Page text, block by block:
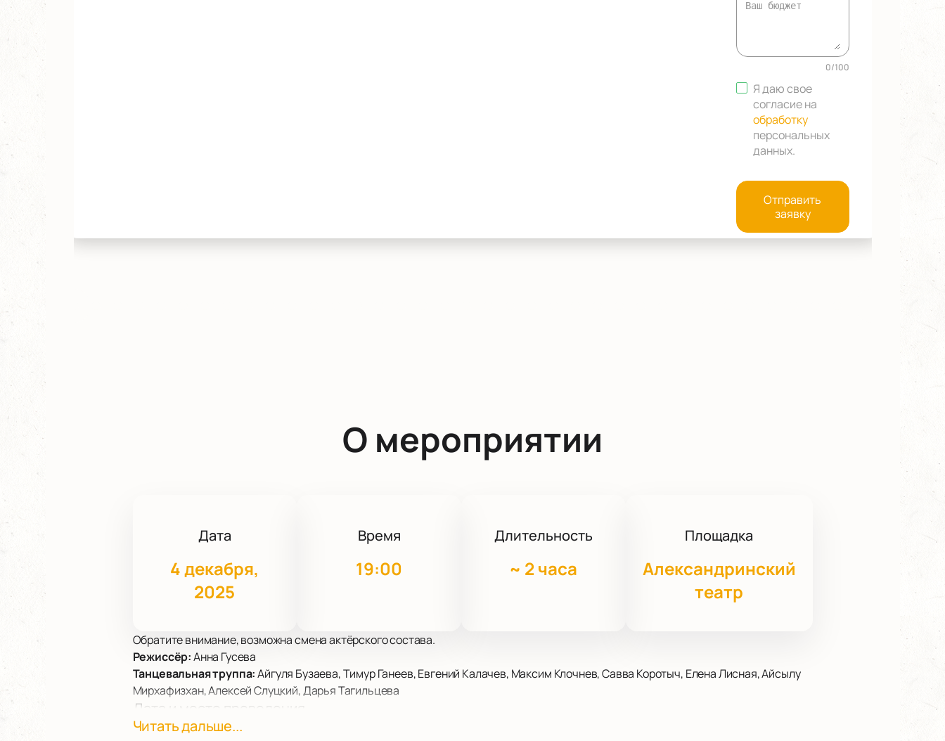
0/100
Я даю свое
согласие на
обработку
персональных
данных.
Отправить
заявку
О мероприятии
Дата
4 декабря,
2025
Время
19:00
Длительность
~ 2 часа
Площадка
Александринский
театр
Обратите внимание, возможна смена актёрского состава.
Режиссёр:Анна Гусева
Танцевальная труппа:Айгуля Бузаева, Тимур Ганеев, Евгений Калачев, Максим Клочнев, Савва Коротыч, Елена Лисная, Айсылу
Мирхафизхан, Алексей Слуцкий, Дарья Тагильцева
Дата и место проведения
Вечер современного танца пройдет в Санкт-Петербурге на сцене Александринского театра. Адрес: пл. Островского, д. 6.
Читать дальше...